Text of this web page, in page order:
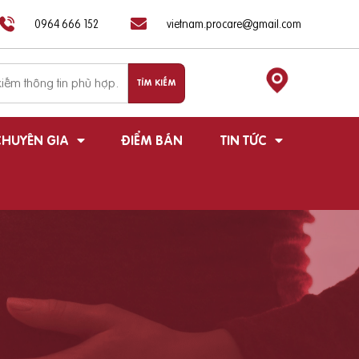
0964 666 152 vietnam.procare@gmail.com
GIA ĐIỂM BÁN TIN TỨC